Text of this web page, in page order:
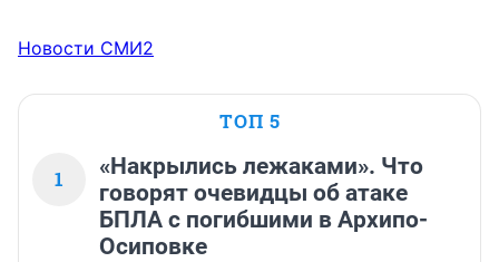
Новости СМИ2
ТОП 5
1
«Накрылись лежаками». Что
говорят очевидцы об атаке
БПЛА с погибшими в Архипо-
Осиповке